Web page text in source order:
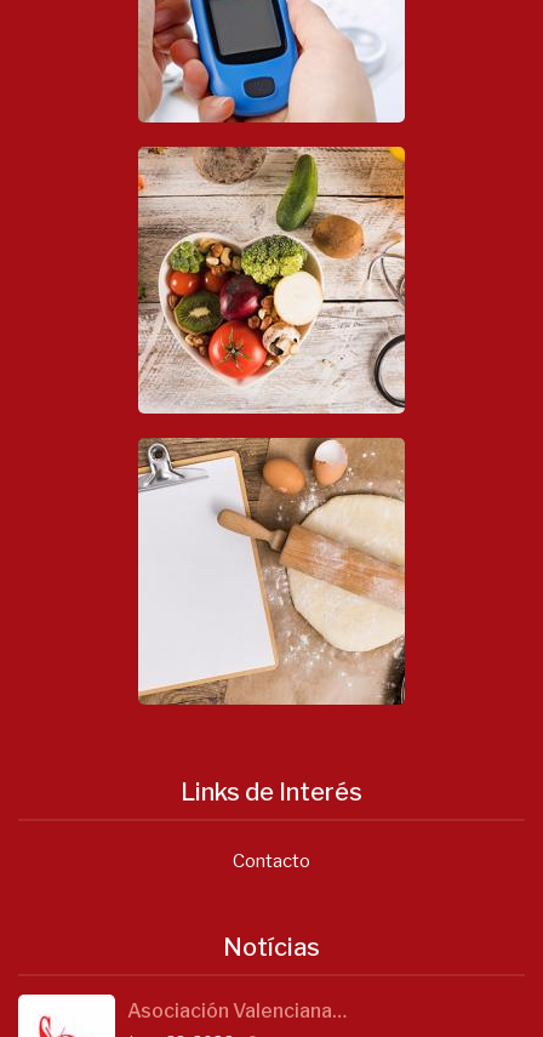
Links de Interés
Contacto
Notícias
Asociación Valenciana…